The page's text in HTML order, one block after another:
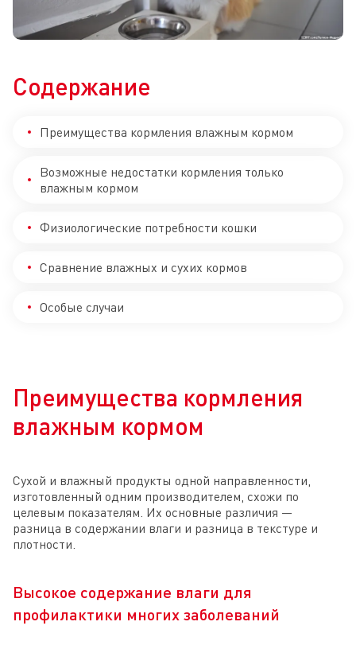
Содержание
Преимущества кормления влажным кормом
Возможные недостатки кормления только
влажным кормом
Физиологические потребности кошки
Сравнение влажных и сухих кормов
Особые случаи
Преимущества кормления
влажным кормом
Сухой и влажный продукты одной направленности,
изготовленный одним производителем, схожи по
целевым показателям. Их основные различия —
разница в содержании влаги и разница в текстуре и
плотности.
Высокое содержание влаги для
профилактики многих заболеваний